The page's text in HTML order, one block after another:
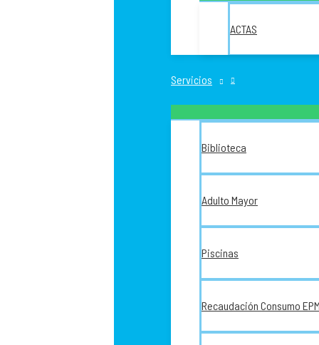
ACTAS
Servicios
Biblioteca
Adulto Mayor
Piscinas
Recaudación Consumo